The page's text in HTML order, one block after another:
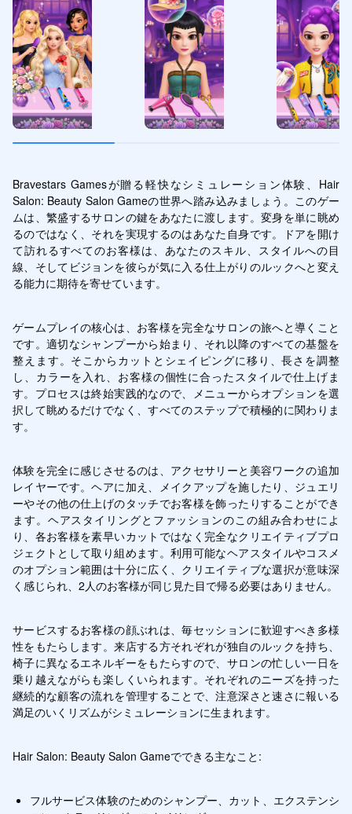
Bravestars Gamesが贈る軽快なシミュレーション体験、Hair
Salon: Beauty Salon Gameの世界へ踏み込みましょう。このゲー
ムは、繁盛するサロンの鍵をあなたに渡します。変身を単に眺め
るのではなく、それを実現するのはあなた自身です。ドアを開け
て訪れるすべてのお客様は、あなたのスキル、スタイルへの目
線、そしてビジョンを彼らが気に入る仕上がりのルックへと変え
る能力に期待を寄せています。
ゲームプレイの核心は、お客様を完全なサロンの旅へと導くこと
です。適切なシャンプーから始まり、それ以降のすべての基盤を
整えます。そこからカットとシェイピングに移り、長さを調整
し、カラーを入れ、お客様の個性に合ったスタイルで仕上げま
す。プロセスは終始実践的なので、メニューからオプションを選
択して眺めるだけでなく、すべてのステップで積極的に関わりま
す。
体験を完全に感じさせるのは、アクセサリーと美容ワークの追加
レイヤーです。ヘアに加え、メイクアップを施したり、ジュエリ
ーやその他の仕上げのタッチでお客様を飾ったりすることができ
ます。ヘアスタイリングとファッションのこの組み合わせによ
り、各お客様を素早いカットではなく完全なクリエイティブプロ
ジェクトとして取り組めます。利用可能なヘアスタイルやコスメ
のオプション範囲は十分に広く、クリエイティブな選択が意味深
く感じられ、2人のお客様が同じ見た目で帰る必要はありません。
サービスするお客様の顔ぶれは、毎セッションに歓迎すべき多様
性をもたらします。来店する方それぞれが独自のルックを持ち、
椅子に異なるエネルギーをもたらすので、サロンの忙しい一日を
乗り越えながらも楽しくいられます。それぞれのニーズを持った
継続的な顧客の流れを管理することで、注意深さと速さに報いる
満足のいくリズムがシミュレーションに生まれます。
Hair Salon: Beauty Salon Gameでできる主なこと:
フルサービス体験のためのシャンプー、カット、エクステンシ